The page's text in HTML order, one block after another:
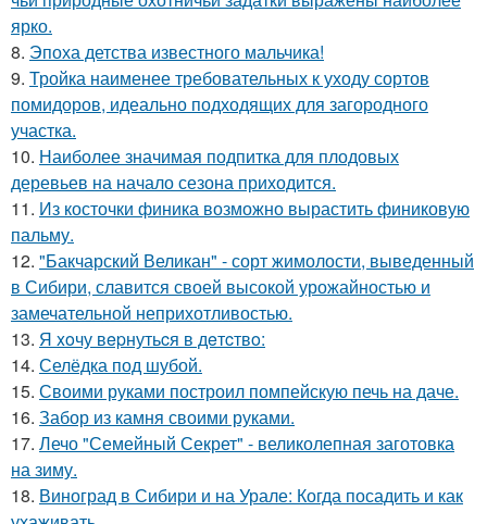
ярко.
8. Эпоха детства известного мальчика!
9. Тройка наименее требовательных к уходу сортов
помидоров, идеально подходящих для загородного
участка.
10. Наиболее значимая подпитка для плодовых
деревьев на начало сезона приходится.
11. Из косточки финика возможно вырастить финиковую
пальму.
12. "Бакчарский Великан" - сорт жимолости, выведенный
в Сибири, славится своей высокой урожайностью и
замечательной неприхотливостью.
13. Я xoчу вepнутьcя в дeтcтвo:
14. Селёдка под шубой.
15. Своими руками построил помпейскую печь на даче.
16. Забор из камня своими руками.
17. Лечо "Семейный Секрет" - великолепная заготовка
на зиму.
18. Виноград в Сибири и на Урале: Когда посадить и как